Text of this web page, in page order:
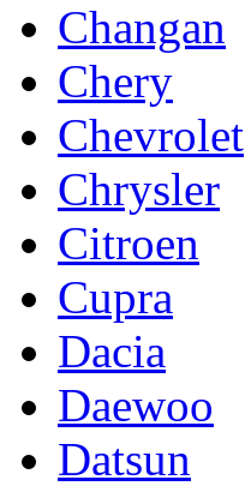
Changan
Chery
Chevrolet
Chrysler
Citroen
Cupra
Dacia
Daewoo
Datsun